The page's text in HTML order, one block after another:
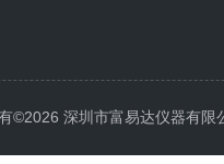
©2026 深圳市富易达仪器有